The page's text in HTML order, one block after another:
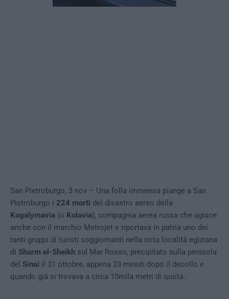
San Pietroburgo, 3 nov – Una folla immensa piange a San
Pietroburgo i 224 morti del disastro aereo della
Kogalymavia (o Kolavia), compagnia aerea russa che agisce
anche con il marchio Metrojet e riportava in patria uno dei
tanti gruppi di turisti soggiornanti nella nota località egiziana
di Sharm el-Sheikh sul Mar Rosso, precipitato sulla penisola
del Sinai il 31 ottobre, appena 23 minuti dopo il decollo e
quando già si trovava a circa 10mila metri di quota.